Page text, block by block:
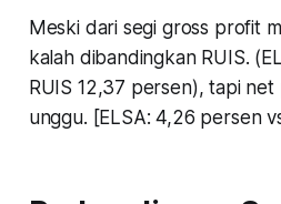
Meski dari segi gross profit
kalah dibandingkan RUIS.
RUIS 12,37 persen), tapi
unggu. [ELSA: 4,26 persen